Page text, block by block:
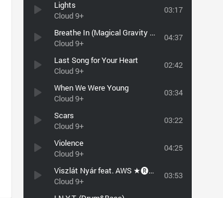
Lights
Cloud 9+
03:17
Breathe In (Magical Gravity Remix)
Cloud 9+
04:37
Last Song for Your Heart
Cloud 9+
02:42
When We Were Young
Cloud 9+
03:34
Scars
Cloud 9+
03:22
Violence
Cloud 9+
04:25
Viszlát Nyár feat. AWS ★🅡🅞🅒🅚🅢🅣🅔🅟★
Cloud 9+
03:53